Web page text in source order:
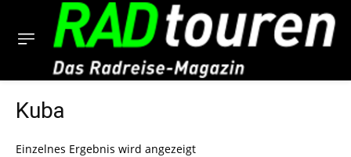
Kuba
Einzelnes Ergebnis wird angezeigt